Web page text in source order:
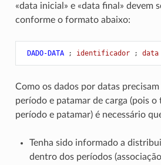
«data inicial» e «data final» devem
conforme o formato abaixo:
DADO-DATA ; identificador ;
Como os dados por datas precisam
período e patamar de carga (pois
período e patamar) é necessário
Tenha sido informado a
dentro dos períodos